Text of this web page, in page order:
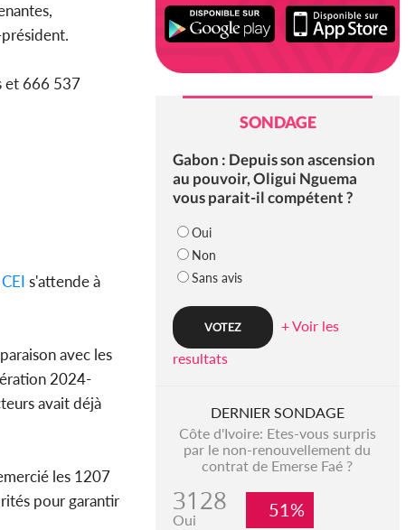
et 666 537
CEI s'attende à
avec les
2024-
avait déjà
les 1207
pour garantir
SONDAGE
Gabon : Depuis son ascension
au pouvoir, Oligui Nguema
vous parait-il compétent ?
Oui
Non
Sans avis
+ Voir les
resultats
DERNIER SONDAGE
Côte d'Ivoire: Etes-vous surpris
par le non-renouvellement du
contrat de Emerse Faé ?
3128
Oui 51%